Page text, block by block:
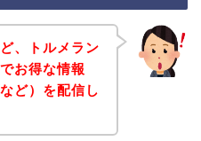
、トルメラン
お得な情報
ど）を配信し